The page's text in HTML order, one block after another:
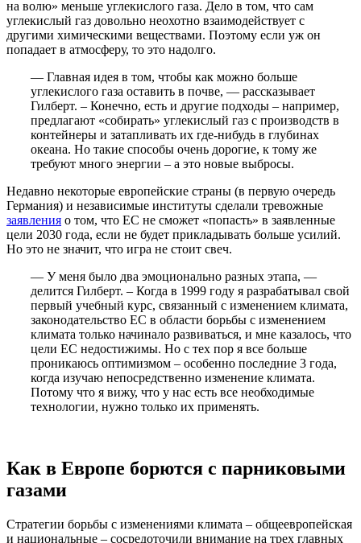
на волю» меньше углекислого газа. Дело в том, что сам
углекислый газ довольно неохотно взаимодействует с
другими химическими веществами. Поэтому если уж он
попадает в атмосферу, то это надолго.
— Главная идея в том, чтобы как можно больше
углекислого газа оставить в почве, — рассказывает
Гилберт. – Конечно, есть и другие подходы – например,
предлагают «собирать» углекислый газ с производств в
контейнеры и затапливать их где-нибудь в глубинах
океана. Но такие способы очень дорогие, к тому же
требуют много энергии – а это новые выбросы.
Недавно некоторые европейские страны (в первую очередь
Германия) и независимые институты сделали тревожные
заявления о том, что ЕС не сможет «попасть» в заявленные
цели 2030 года, если не будет прикладывать больше усилий.
Но это не значит, что игра не стоит свеч.
— У меня было два эмоционально разных этапа, —
делится Гилберт. – Когда в 1999 году я разрабатывал свой
первый учебный курс, связанный с изменением климата,
законодательство ЕС в области борьбы с изменением
климата только начинало развиваться, и мне казалось, что
цели ЕС недостижимы. Но с тех пор я все больше
проникаюсь оптимизмом – особенно последние 3 года,
когда изучаю непосредственно изменение климата.
Потому что я вижу, что у нас есть все необходимые
технологии, нужно только их применять.
Как в Европе борются с парниковыми
газами
Стратегии борьбы с изменениями климата – общеевропейская
и национальные – сосредоточили внимание на трех главных